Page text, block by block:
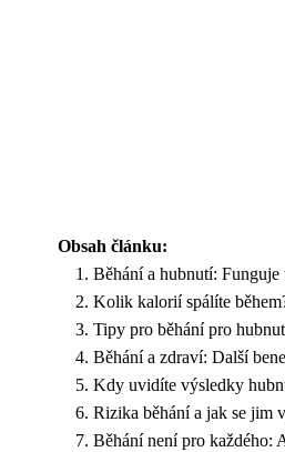
Obsah článku:
Běhání a hubnutí: Funguje
Kolik kalorií spálíte
Tipy pro běhání pro
Běhání a zdraví: Další
Kdy uvidíte výsledky
Rizika běhání a jak se jim
Běhání není pro každého: